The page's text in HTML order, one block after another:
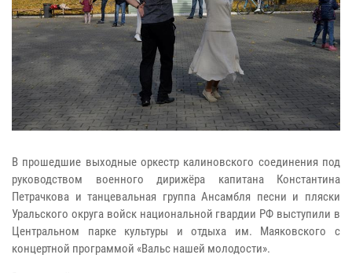
В прошедшие выходные оркестр калиновского соединения под
руководством военного дирижёра капитана Константина
Петрачкова и танцевальная группа Ансамбля песни и пляски
Уральского округа войск национальной гвардии РФ выступили в
Центральном парке культуры и отдыха им. Маяковского с
концертной программой «Вальс нашей молодости».